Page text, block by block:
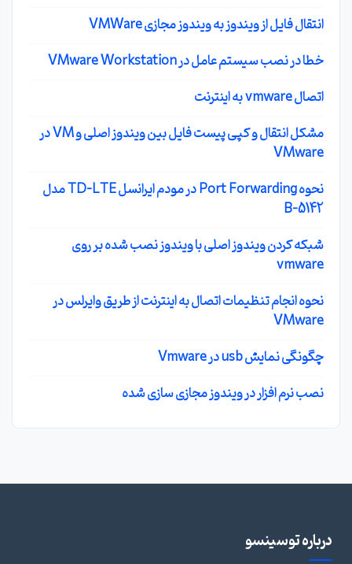
انتقال فایل از ویندوز به ویندوز مجازی VMWare
خطا در نصب سیستم عامل در VMware Workstation
اتصال vmware به اینترنت
مشکل انتقال و کپی پیست فایل بین ویندوز اصلی و VM در
VMware
نحوه Port Forwarding در مودم ایرانسل TD-LTE مدل
B-5142
شبکه کردن ویندوز اصلی با ویندوز نصب شده بر روی
vmware
نحوه انجام تنظیمات اتصال به اینترنت از طریق وایرلس در
VMware
چگونگی نمایش usb در Vmware
نصب نرم افزار در ویندوز مجازی سازی شده
درباره توسینسو